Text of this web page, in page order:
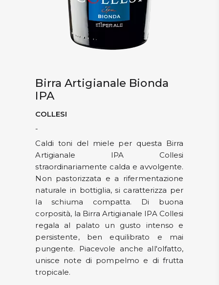
Birra Artigianale Bionda
IPA
COLLESI
-
Caldi toni del miele per questa Birra
Artigianale IPA Collesi
straordinariamente calda e avvolgente.
Non pastorizzata e a rifermentazione
naturale in bottiglia, si caratterizza per
la schiuma compatta. Di buona
corposità, la Birra Artigianale IPA Collesi
regala al palato un gusto intenso e
persistente, ben equilibrato e mai
pungente. Piacevole anche all'olfatto,
unisce note di pompelmo e di frutta
tropicale.